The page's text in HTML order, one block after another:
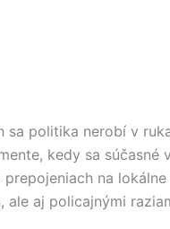
sa politika nerobí v
kedy sa
prepojeniach na
ale aj policajnými